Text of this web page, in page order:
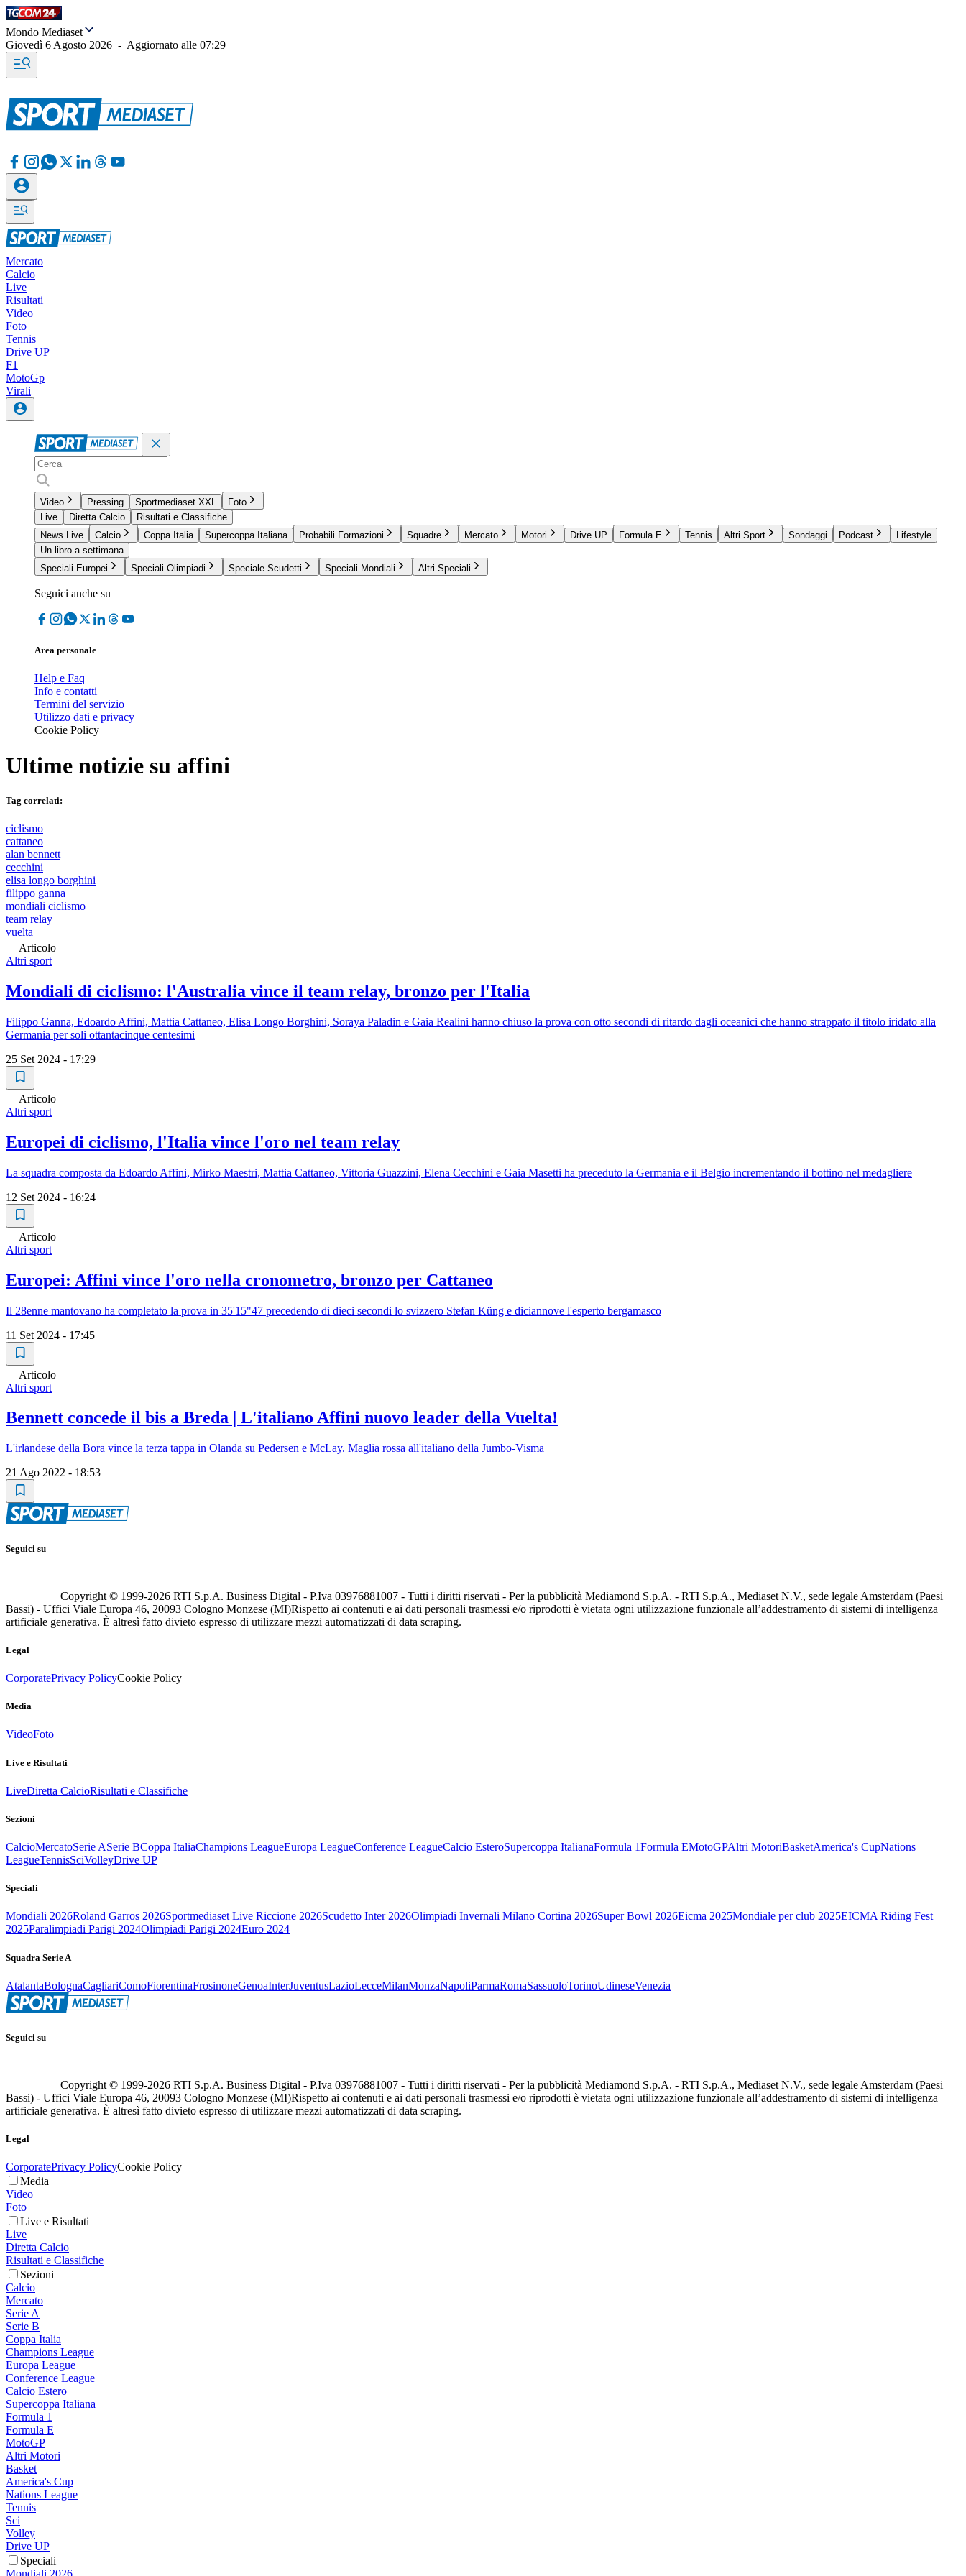
Mondo Mediaset
Giovedì 6 Agosto 2026 - Aggiornato alle 07:29
Mercato
Calcio
Live
Risultati
Video
Foto
Tennis
Drive UP
F1
MotoGp
Virali
Video Pressing Sportmediaset XXL
Foto
Live
Diretta Calcio
Risultati e Classifiche
News Live
Calcio Coppa Italia Supercoppa Italiana Probabili Formazioni Squadre Mercato Motori Drive UP Formula E Tennis Altri Sport Sondaggi Podcast
Lifestyle
Un libro a settimana
Speciali Europei
Speciali Olimpiadi Speciale Scudetti Speciali Mondiali Altri Speciali
Seguici anche su
Area personale
Help e Faq
Info e contatti
Termini del servizio
Utilizzo dati e privacy
Cookie Policy
Ultime notizie su affini
Tag correlati:
ciclismo
cattaneo
alan bennett
cecchini
elisa longo borghini
filippo ganna
mondiali ciclismo
team relay
vuelta
Articolo
Altri sport
Mondiali di ciclismo: l'Australia vince il team relay, bronzo per l'Italia
Filippo Ganna, Edoardo Affini, Mattia Cattaneo, Elisa Longo Borghini, Soraya Paladin e Gaia Realini hanno chiuso la prova con otto secondi di ritardo dagli oceanici che hanno strappato il titolo iridato alla
Germania per soli ottantacinque centesimi
25 Set 2024 - 17:29
Articolo
Altri sport
Europei di ciclismo, l'Italia vince l'oro nel team relay
La squadra composta da Edoardo Affini, Mirko Maestri, Mattia Cattaneo, Vittoria Guazzini, Elena Cecchini e Gaia Masetti ha preceduto la Germania e il Belgio incrementando il bottino nel medagliere
12 Set 2024 - 16:24
Articolo
Altri sport
Europei: Affini vince l'oro nella cronometro, bronzo per Cattaneo
Il 28enne mantovano ha completato la prova in 35'15"47 precedendo di dieci secondi lo svizzero Stefan Küng e diciannove l'esperto bergamasco
11 Set 2024 - 17:45
Articolo
Altri sport
Bennett concede il bis a Breda | L'italiano Affini nuovo leader della Vuelta!
L'irlandese della Bora vince la terza tappa in Olanda su Pedersen e McLay. Maglia rossa all'italiano della Jumbo-Visma
21 Ago 2022 - 18:53
Seguici su
Copyright © 1999-2026 RTI S.p.A. Business Digital - P.Iva 03976881007 - Tutti i diritti riservati - Per la pubblicità Mediamond S.p.A. - RTI S.p.A., Mediaset N.V., sede legale Amsterdam (Paesi
Bassi) - Uffici Viale Europa 46, 20093 Cologno Monzese (MI)Rispetto ai contenuti e ai dati personali trasmessi e/o riprodotti è vietata ogni utilizzazione funzionale all’addestramento di sistemi di intelligenza
artificiale generativa. È altresì fatto divieto espresso di utilizzare mezzi automatizzati di data scraping.
Legal
CorporatePrivacy PolicyCookie Policy
Media
VideoFoto
Live e Risultati
LiveDiretta CalcioRisultati e Classifiche
Sezioni
CalcioMercatoSerie ASerie BCoppa ItaliaChampions LeagueEuropa LeagueConference LeagueCalcio EsteroSupercoppa ItalianaFormula 1Formula EMotoGPAltri MotoriBasketAmerica's CupNations
LeagueTennisSciVolleyDrive UP
Speciali
Mondiali 2026Roland Garros 2026Sportmediaset Live Riccione 2026Scudetto Inter 2026Olimpiadi Invernali Milano Cortina 2026Super Bowl 2026Eicma 2025Mondiale per club 2025EICMA Riding Fest
2025Paralimpiadi Parigi 2024Olimpiadi Parigi 2024Euro 2024
Squadra Serie A
AtalantaBolognaCagliariComoFiorentinaFrosinoneGenoaInterJuventusLazioLecceMilanMonzaNapoliParmaRomaSassuoloTorinoUdineseVenezia
Seguici su
Copyright © 1999-2026 RTI S.p.A. Business Digital - P.Iva 03976881007 - Tutti i diritti riservati - Per la pubblicità Mediamond S.p.A. - RTI S.p.A., Mediaset N.V., sede legale Amsterdam (Paesi
Bassi) - Uffici Viale Europa 46, 20093 Cologno Monzese (MI)Rispetto ai contenuti e ai dati personali trasmessi e/o riprodotti è vietata ogni utilizzazione funzionale all’addestramento di sistemi di intelligenza
artificiale generativa. È altresì fatto divieto espresso di utilizzare mezzi automatizzati di data scraping.
Legal
CorporatePrivacy PolicyCookie Policy
Media
Video
Foto
Live e Risultati
Live
Diretta Calcio
Risultati e Classifiche
Sezioni
Calcio
Mercato
Serie A
Serie B
Coppa Italia
Champions League
Europa League
Conference League
Calcio Estero
Supercoppa Italiana
Formula 1
Formula E
MotoGP
Altri Motori
Basket
America's Cup
Nations League
Tennis
Sci
Volley
Drive UP
Speciali